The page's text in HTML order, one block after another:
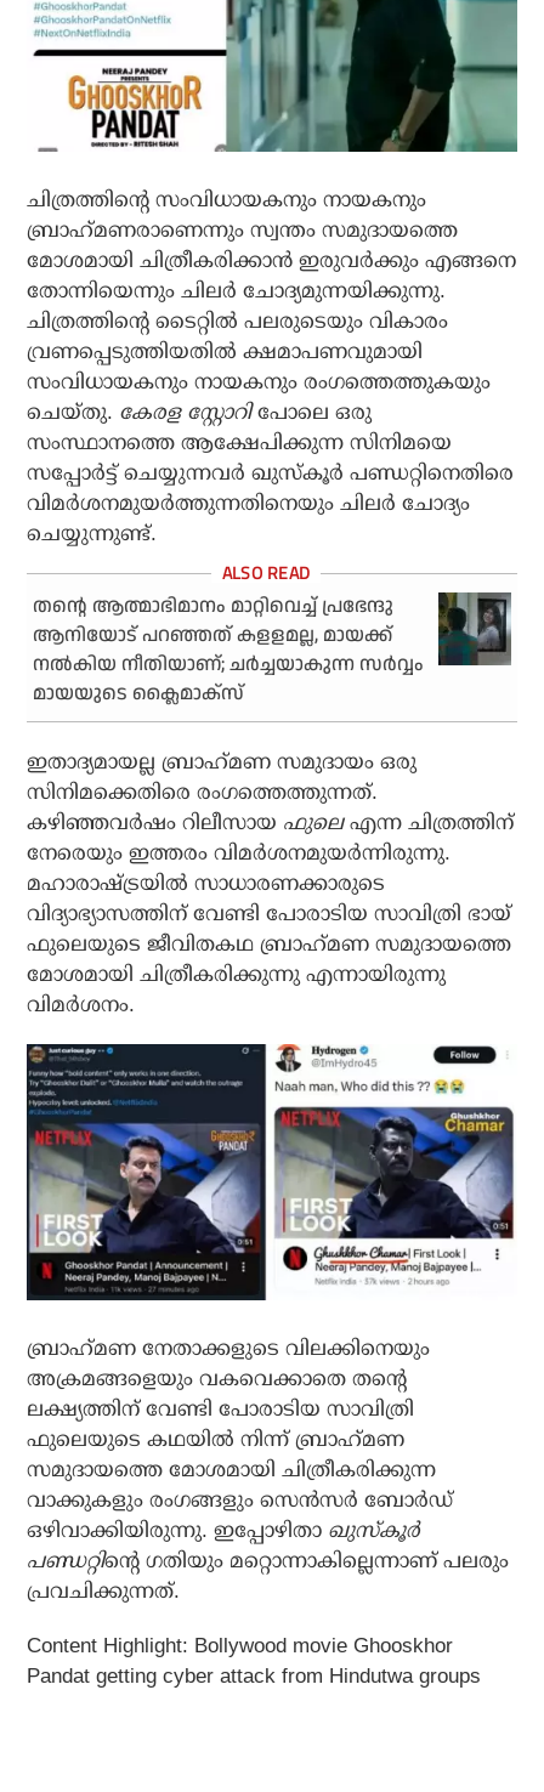
ചിത്രത്തിന്റെ സംവിധായകനും നായകനും
ബ്രാഹ്‌മണരാണെന്നും സ്വന്തം സമുദായത്തെ
മോശമായി ചിത്രീകരിക്കാന്‍ ഇരുവര്‍ക്കും എങ്ങനെ
തോന്നിയെന്നും ചിലര്‍ ചോദ്യമുന്നയിക്കുന്നു.
ചിത്രത്തിന്റെ ടൈറ്റില്‍ പലരുടെയും വികാരം
വ്രണപ്പെടുത്തിയതില്‍ ക്ഷമാപണവുമായി
സംവിധായകനും നായകനും രംഗത്തെത്തുകയും
ചെയ്തു. കേരള സ്റ്റോറിപോലെ ഒരു
സംസ്ഥാനത്തെ ആക്ഷേപിക്കുന്ന സിനിമയെ
സപ്പോര്‍ട്ട് ചെയ്യുന്നവര്‍ ഖുസ്‌കൂര്‍ പണ്ഡറ്റിനെതിരെ
വിമര്‍ശനമുയര്‍ത്തുന്നതിനെയും ചിലര്‍ ചോദ്യം
ചെയ്യുന്നുണ്ട്.
തന്റെ ആത്മാഭിമാനം മാറ്റിവെച്ച് പ്രഭേന്ദു
ആനിയോട് പറഞ്ഞത് കളളമല്ല, മായക്ക്
നല്‍കിയ നീതിയാണ്; ചര്‍ച്ചയാകുന്ന സര്‍വ്വം
മായയുടെ ക്ലൈമാക്‌സ്
ഇതാദ്യമായല്ല ബ്രാഹ്‌മണ സമുദായം ഒരു
സിനിമക്കെതിരെ രംഗത്തെത്തുന്നത്.
കഴിഞ്ഞവര്‍ഷം റിലീസായ ഫുലെഎന്ന ചിത്രത്തിന്
നേരെയും ഇത്തരം വിമര്‍ശനമുയര്‍ന്നിരുന്നു.
മഹാരാഷ്ട്രയില്‍ സാധാരണക്കാരുടെ
വിദ്യാഭ്യാസത്തിന് വേണ്ടി പോരാടിയ സാവിത്രി ഭായ്
ഫുലെയുടെ ജീവിതകഥ ബ്രാഹ്‌മണ സമുദായത്തെ
മോശമായി ചിത്രീകരിക്കുന്നു എന്നായിരുന്നു
വിമര്‍ശനം.
ബ്രാഹ്‌മണ നേതാക്കളുടെ വിലക്കിനെയും
അക്രമങ്ങളെയും വകവെക്കാതെ തന്റെ
ലക്ഷ്യത്തിന് വേണ്ടി പോരാടിയ സാവിത്രി
ഫുലെയുടെ കഥയില്‍ നിന്ന് ബ്രാഹ്‌മണ
സമുദായത്തെ മോശമായി ചിത്രീകരിക്കുന്ന
വാക്കുകളും രംഗങ്ങളും സെന്‍സര്‍ ബോര്‍ഡ്
ഒഴിവാക്കിയിരുന്നു. ഇപ്പോഴിതാ ഖുസ്‌കൂര്‍
പണ്ഡറ്റിന്റെ ഗതിയും മറ്റൊന്നാകില്ലെന്നാണ് പലരും
പ്രവചിക്കുന്നത്.
Content Highlight: Bollywood movie Ghooskhor
Pandat getting cyber attack from Hindutwa groups